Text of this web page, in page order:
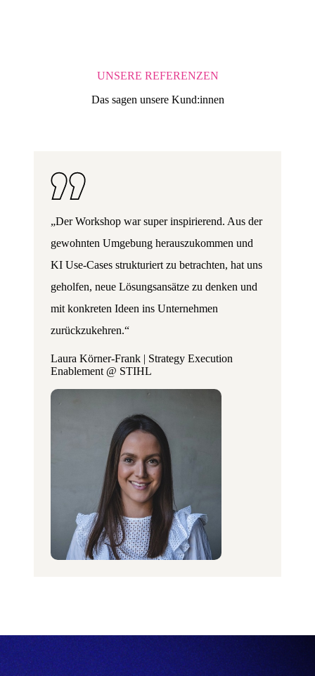
UNSERE REFERENZEN
Das sagen unsere Kund:innen
„Der Workshop war super inspirierend. Aus der
gewohnten Umgebung herauszukommen und
KI Use-Cases strukturiert zu betrachten, hat uns
geholfen, neue Lösungsansätze zu denken und
mit konkreten Ideen ins Unternehmen
zurückzukehren.“
Laura Körner-Frank | Strategy Execution
Enablement @ STIHL